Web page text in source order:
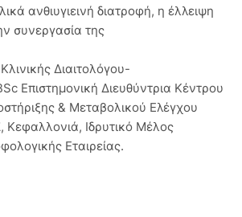
ανθιυγιεινή διατροφή, η έλλειψη
συνεργασία της
Διαιτολόγου-
Επιστημονική Διευθύντρια Κέντρου
& Μεταβολικού Ελέγχου
Ιδρυτικό Μέλος
Εταιρείας.